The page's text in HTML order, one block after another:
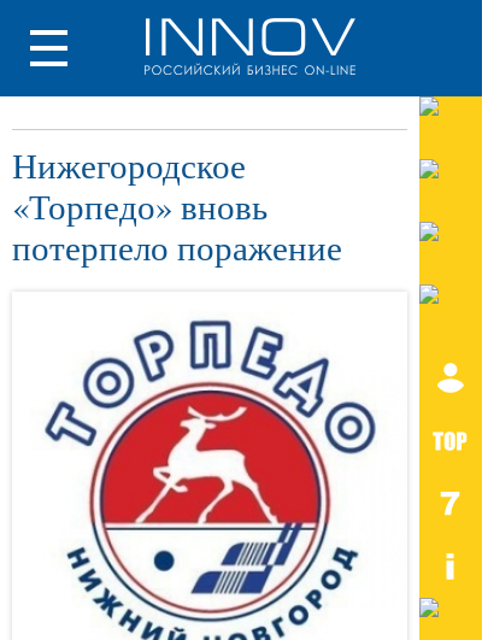
Нижегородское
«Торпедо» вновь
потерпело поражение